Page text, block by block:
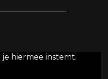
hiermee instemt.